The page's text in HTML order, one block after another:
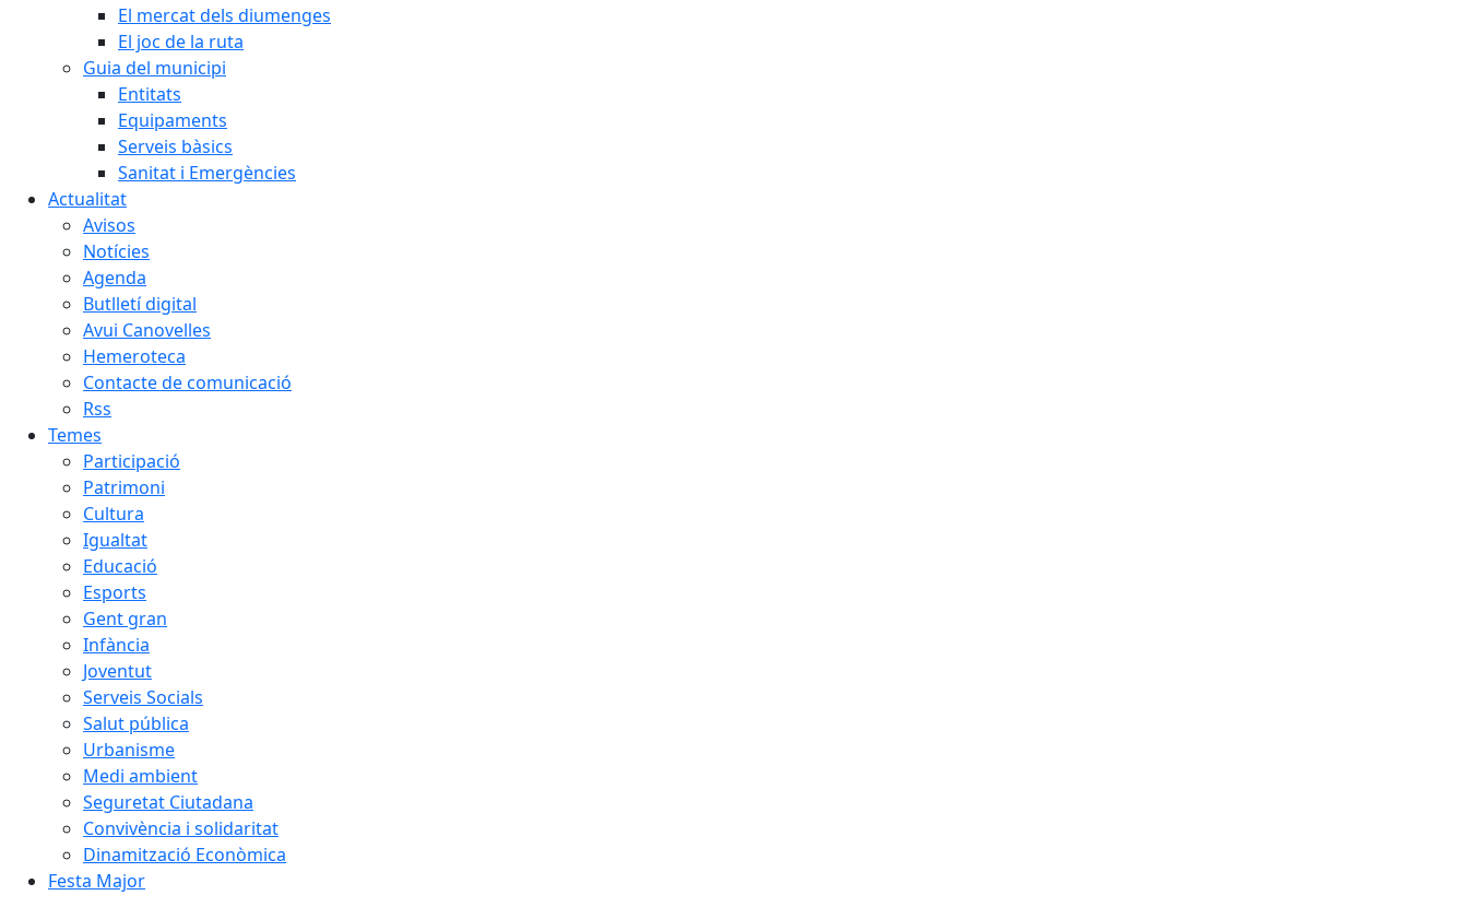
El mercat dels diumenges
El joc de la ruta
Guia del municipi
Entitats
Equipaments
Serveis bàsics
Sanitat i Emergències
Actualitat
Avisos
Notícies
Agenda
Butlletí digital
Avui Canovelles
Hemeroteca
Contacte de comunicació
Rss
Temes
Participació
Patrimoni
Cultura
Igualtat
Educació
Esports
Gent gran
Infància
Joventut
Serveis Socials
Salut pública
Urbanisme
Medi ambient
Seguretat Ciutadana
Convivència i solidaritat
Dinamització Econòmica
Festa Major